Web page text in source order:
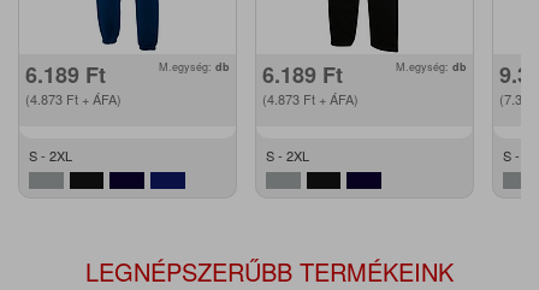
6.189 Ft
(4.873 Ft + ÁFA)
M.egység: db
S - 2XL
6.189 Ft
(4.873 Ft + ÁFA)
M.egység: db
S - 2XL
(7.364
S -
LEGNÉPSZERŰBB TERMÉKEINK